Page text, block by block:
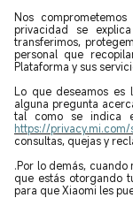
Nos
privacidad se
transferimos,
personal que
Plataforma y sus
Lo que deseamos es
alguna pregunta
tal como se indica
https://privacy.mi.com/
consultas, quejas y
.Por lo demás, cuando
que estás otorgando
para que Xiaomi les